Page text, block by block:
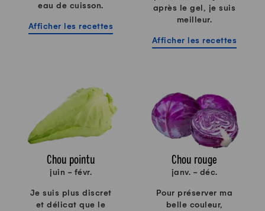
eau de cuisson.
Afficher les recettes
après le gel, je suis
meilleur.
Afficher les recettes
Chou pointu
juin - févr.
Je suis plus discret
et délicat que le
Chou rouge
janv. - déc.
Pour préserver ma
belle couleur,